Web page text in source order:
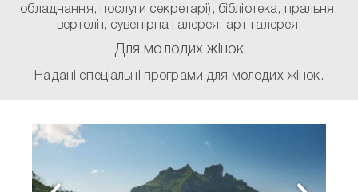
обладнання, послуги секретарі), бібліотека, пральня,
вертоліт, сувенірна галерея, арт-галерея.
Для молодих жінок
Надані спеціальні програми для молодих жінок.